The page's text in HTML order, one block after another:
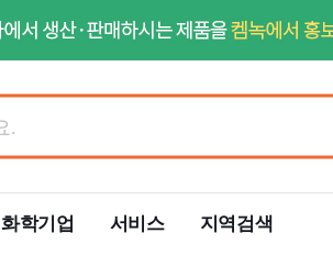
화학기업 서비스 지역검색